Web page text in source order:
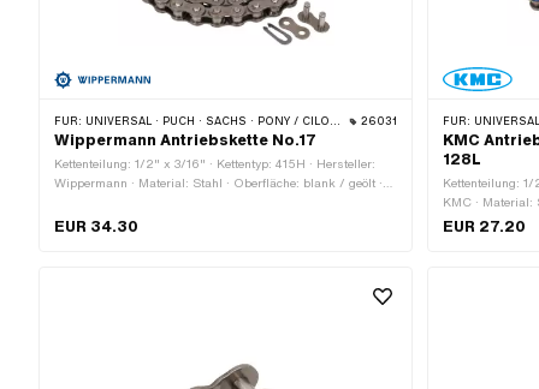
FÜR: UNIVERSAL · PUCH · SACHS · PONY / CILO (BETA 521 & 512) · ZÜNDAPP BELMONDO · TOMOS · BYE BIKE · CILO · HERCULES 26031
Wippermann Antriebskette No.17
Kettenteilung: 1/2" x 3/16" · Kettentyp: 415H · Hersteller:
Wippermann · Material: Stahl · Oberfläche: blank / geölt ·
Kettenschloss-Art: Federverschluss · Farbe: grau · Ø
EUR 34.30
FÜR: UNIVERSAL · PUCH ·
KMC
128L
Kettenteilung: 1/
KMC · Material:
Anzahl
EUR 27.20